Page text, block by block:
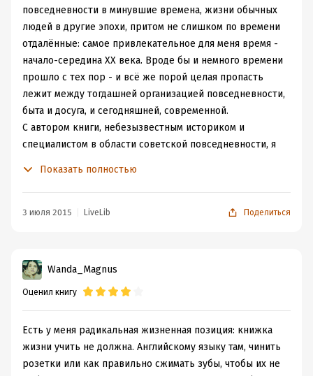
повседневности в минувшие времена, жизни обычных
людей в другие эпохи, притом не слишком по времени
отдалённые: самое привлекательное для меня время -
начало-середина ХХ века. Вроде бы и немного времени
прошло с тех пор - и всё же порой целая пропасть
лежит между тогдашней организацией повседневности,
быта и досуга, и сегодняшней, современной.
С автором книги, небезызвестным историком и
специалистом в области советской повседневности, я
очень впечатлила, а у Лебиной я нашла ещё один
1930 гг" , которая, к сожалению, надолго зависла у меня
в списке книг "к прочтению", как это часто бывает.
Впрочем, год - это ещё, пожалуй, не очень "надолго")
Наталии Борисовны вышла новая книга, о которой я
сейчас пишу. И я решила прочесть её.
С чтением этой книги вышла интересная история. Она
Показать полностью
3 июля 2015 LiveLib Поделиться
Wanda_Magnus
Оценил книгу
Есть у меня радикальная жизненная позиция: книжка
жизни учить не должна. Английскому языку там, чинить
розетки или как правильно сжимать зубы, чтобы их не